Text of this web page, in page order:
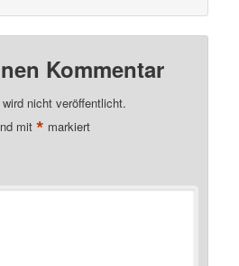
Kommentar
nicht veröffentlicht.
mit* markiert